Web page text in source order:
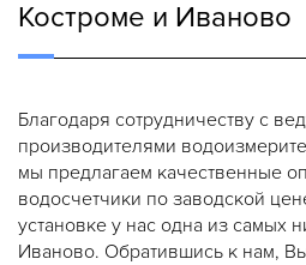
Костроме и Иваново
Благодаря сотрудничеству с
производителями
мы предлагаем качественные
водосчетчики по заводской
установке у нас одна из самых
Иваново. Обратившись к нам,